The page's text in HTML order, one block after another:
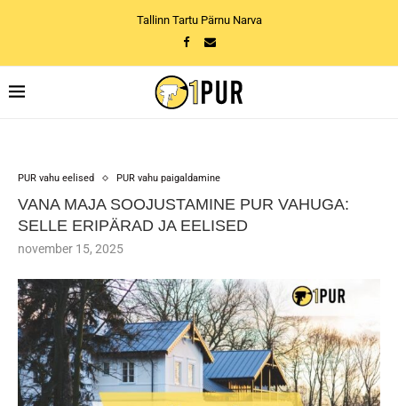
Tallinn Tartu Pärnu Narva
PUR vahu eelised PUR vahu paigaldamine
VANA MAJA SOOJUSTAMINE PUR VAHUGA:
SELLE ERIPÄRAD JA EELISED
november 15, 2025